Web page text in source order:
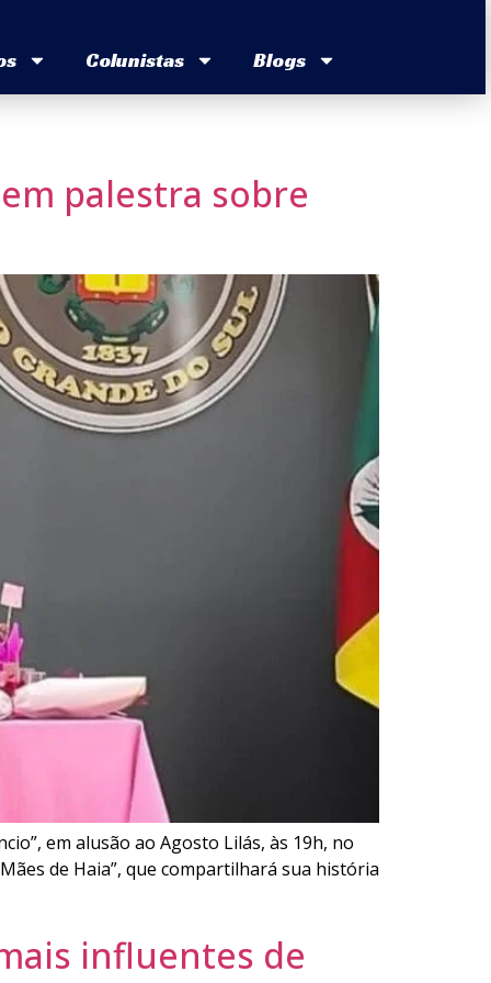
Colunistas Blogs
palestra sobre
em alusão ao Agosto Lilás, às 19h, no
de Haia”, que compartilhará sua história
influentes de